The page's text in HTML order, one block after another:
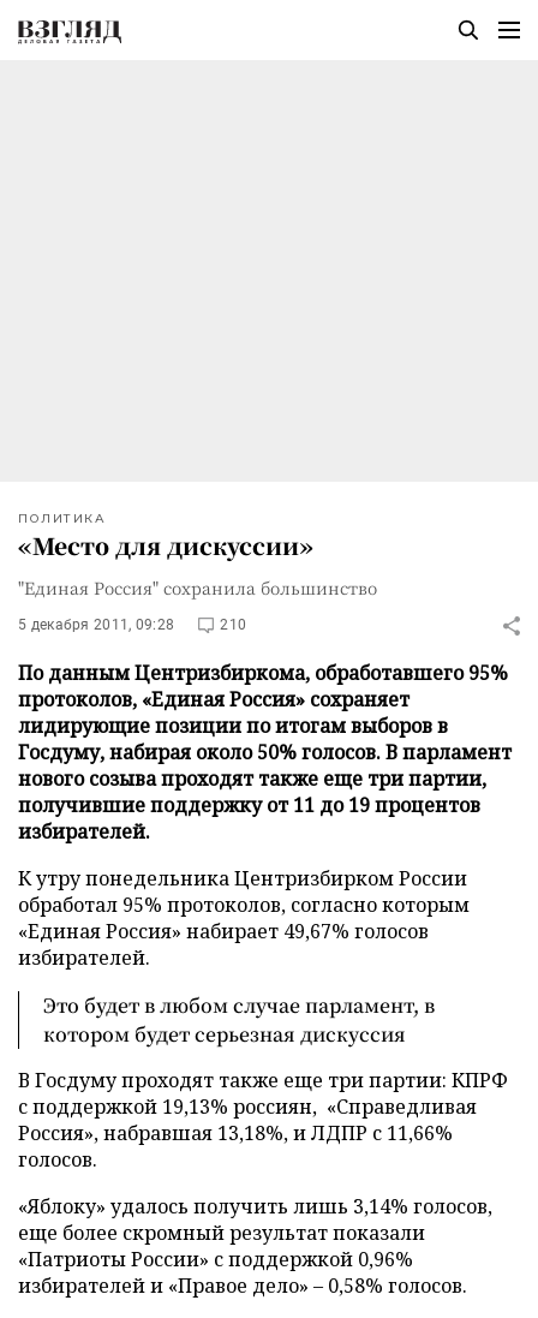
ПОЛИТИКА
«Место для дискуссии»
"Единая Россия" сохранила большинство
5 декабря 2011, 09:28 210
По данным Центризбиркома, обработавшего 95%
протоколов, «Единая Россия» сохраняет
лидирующие позиции по итогам выборов в
Госдуму, набирая около 50% голосов. В парламент
нового созыва проходят также еще три партии,
получившие поддержку от 11 до 19 процентов
избирателей.
К утру понедельника Центризбирком России
обработал 95% протоколов, согласно которым
«Единая Россия» набирает 49,67% голосов
избирателей.
Это будет в любом случае парламент, в
котором будет серьезная дискуссия
В Госдуму проходят также еще три партии: КПРФ
с поддержкой 19,13% россиян, «Справедливая
Россия», набравшая 13,18%, и ЛДПР с 11,66%
голосов.
«Яблоку» удалось получить лишь 3,14% голосов,
еще более скромный результат показали
«Патриоты России» с поддержкой 0,96%
избирателей и «Правое дело» – 0,58% голосов.